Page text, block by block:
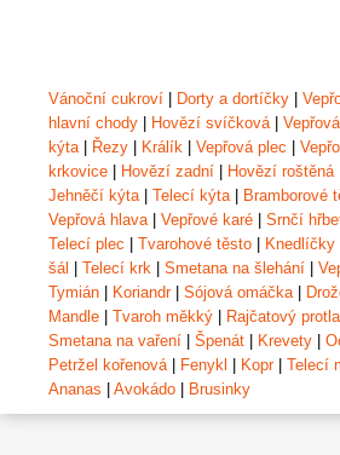
Vánoční cukroví Dorty a dortíčky
hlavní chody
Hovězí svíčková|
kýta| Řezy Králík Vepřová plec
krkovice
Hovězí zadní Hovězí roštěná|
Jehněčí kýta| Telecí kýta| Bramborové
Vepřová hlava| Vepřové karé Srnčí
Telecí plec
Tvarohové těsto Knedlíčky
šál
Telecí krk Smetana na šlehání
Tymián
Koriandr| Sójová omáčka|
Mandle
Tvaroh měkký Rajčatový
Smetana na vaření
Špenát Krevety
Petržel kořenová| Fenykl Kopr| Telecí
Ananas
Avokádo Brusinky